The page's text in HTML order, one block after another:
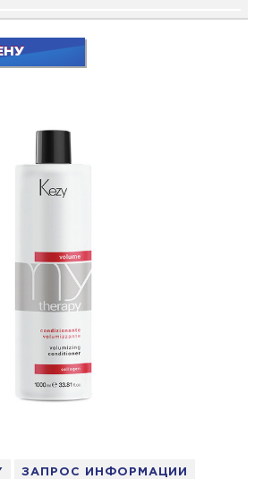
ЗАПРОС ИНФОРМАЦИИ